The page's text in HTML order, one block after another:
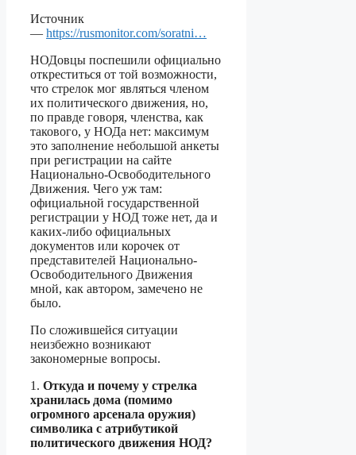
Источник
— https://rusmonitor.com/soratni…
НОДовцы поспешили официально
откреститься от той возможности,
что стрелок мог являться членом
их политического движения, но,
по правде говоря, членства, как
такового, у НОДа нет: максимум
это заполнение небольшой анкеты
при регистрации на сайте
Национально-Освободительного
Движения. Чего уж там:
официальной государственной
регистрации у НОД тоже нет, да и
каких-либо официальных
документов или корочек от
представителей Национально-
Освободительного Движения
мной, как автором, замечено не
было.
По сложившейся ситуации
неизбежно возникают
закономерные вопросы.
1. Откуда и почему у стрелка
хранилась дома (помимо
огромного арсенала оружия)
символика с атрибутикой
политического движения НОД?